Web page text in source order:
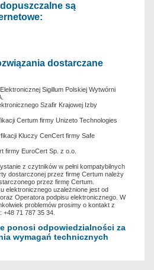
są
dostarczane
Sigillum Polskiej Wytwórni
Szafir Krajowej Izby
Certum firmy Unizeto Technologies
Kluczy CenCert firmy Safe
firmy EuroCert Sp. z o.o.
z czytników w pełni kompatybilnych
dostarczonej przez firmę Certum należy
przez firmę Certum.
elektronicznego uzależnione jest od
Operatora podpisu elektronicznego. W
problemów prosimy o kontakt z
+48 71 787 35 34.
ponosi odpowiedzialności za
wymagań technicznych